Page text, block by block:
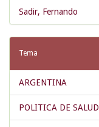
Sadir, Fernando
Tema
ARGENTINA
POLITICA DE SALUD